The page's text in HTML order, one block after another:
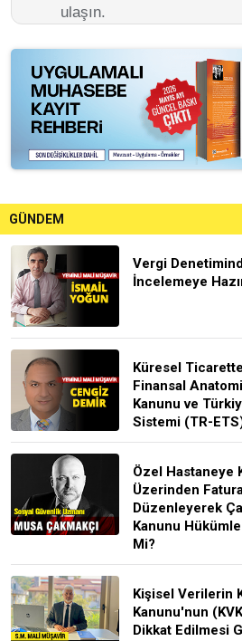
ulaşın.
GÜNDEM
Vergi
İncelemeye
Küresel
Finansal
Kanunu ve
Sistemi (TR-
Özel Hastaneye
Üzerinden
Düzenleyerek
Kanunu
Mi?
Kişisel Verilerin
Kanunu'nun
Dikkat Edilmesi